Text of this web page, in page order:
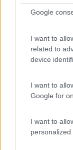
Google
I want to
related to
device
I want to
Google for
I want to
personalized
Campeggio
Lago Verde
Prali (TO) - 20.6km